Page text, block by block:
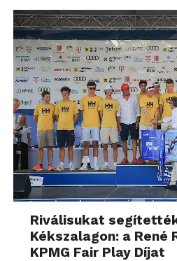
Riválisukat
Kékszalagon: a René
KPMG Fair Play Díjat